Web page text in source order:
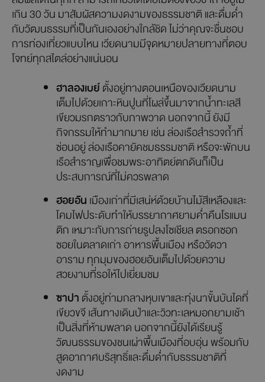
เกิน 30 วัน มาสัมผัสความงดงามของธรรมชาติ และดื่มด่ำ
กับวัฒนธรรมที่เป็นกันเองอย่างใกล้ชิด ไม่ว่าคุณจะชื่นชอบ
การท่องเที่ยวแบบไหน เวียดนามมีจุดหมายปลายทางที่ตอบ
โจทย์ทุกสไตล์อย่างแน่นอน
ฮาลองเบย์ตั้งอยู่ทางตอนเหนือของเวียดนาม
เต็มไปด้วยเกาะหินปูนที่โผล่ขึ้นมาจากน้ำทะเลสี
เขียวมรกตราวกับภาพวาด นอกจากนี้ ยังมี
กิจกรรมให้ทำมากมาย เช่น ล่องเรือสำรวจถ้ำที่
ซ่อนอยู่ ล่องเรือคายัคชมธรรมชาติ หรือจะพักบน
เรือสำราญเพื่อชมพระอาทิตย์ตกดินก็เป็น
ประสบการณ์ที่ไม่ควรพลาด
ฮอยอัน เมืองเก่าที่มีเสน่ห์ด้วยบ้านไม้สีเหลืองและ
โคมไฟประดับทำให้บรรยากาศยามค่ำคืนโรแมน
ติก เหมาะกับการถ่ายรูปลงโซเชียล ตรอกซอก
ซอยในตลาดเก่า อาหารพื้นเมือง หรือวัดวา
อาราม ทุกมุมของฮอยอันเต็มไปด้วยความ
สวยงามที่รอให้ไปเยี่ยมชม
ซาปา ตั้งอยู่ท่ามกลางหุบเขาและทุ่งนาขั้นบันไดที่
เขียวขจี เส้นทางเดินป่าและวิวทะเลหมอกยามเช้า
เป็นสิ่งที่ห้ามพลาด นอกจากนี้ยังได้เรียนรู้
วัฒนธรรมของชนเผ่าพื้นเมืองที่อบอุ่น พร้อมกับ
สูดอากาศบริสุทธิ์และดื่มด่ำกับธรรมชาติที่
งดงาม